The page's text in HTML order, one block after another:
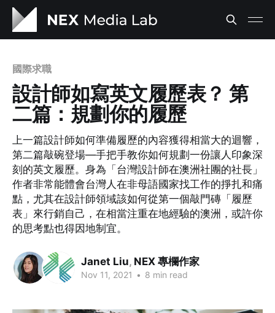
國際求職
設計師如寫英文履歷表？ 第
二篇：規劃你的履歷
上一篇設計師如何準備履歷的內容獲得相當大的迴響，
第二篇敲碗登場—手把手教你如何規劃一份讓人印象深
刻的英文履歷。身為「台灣設計師在澳洲社團的社長」
作者非常能體會台灣人在非母語國家找工作的掙扎和痛
點，尤其在設計師領域該如何從第一個敲門磚「履歷
表」來行銷自己，在相當注重在地經驗的澳洲，或許你
的思考點也得因地制宜。
Janet Liu, NEX 專欄作家
Nov 11, 2021 • 8 min read